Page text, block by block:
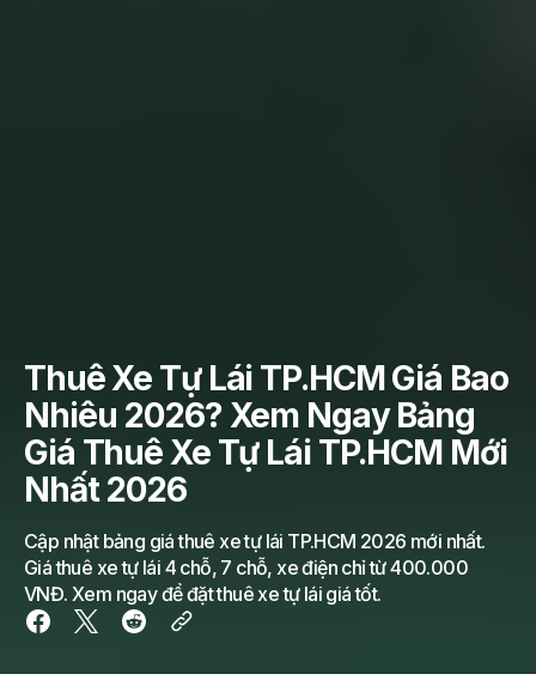
Thuê Xe Tự Lái TP.HCM Giá Bao
Nhiêu 2026? Xem Ngay Bảng
Giá Thuê Xe Tự Lái TP.HCM Mới
Nhất 2026
Cập nhật bảng giá thuê xe tự lái TP.HCM 2026 mới nhất.
Giá thuê xe tự lái 4 chỗ, 7 chỗ, xe điện chỉ từ 400.000
VNĐ. Xem ngay để đặt thuê xe tự lái giá tốt.